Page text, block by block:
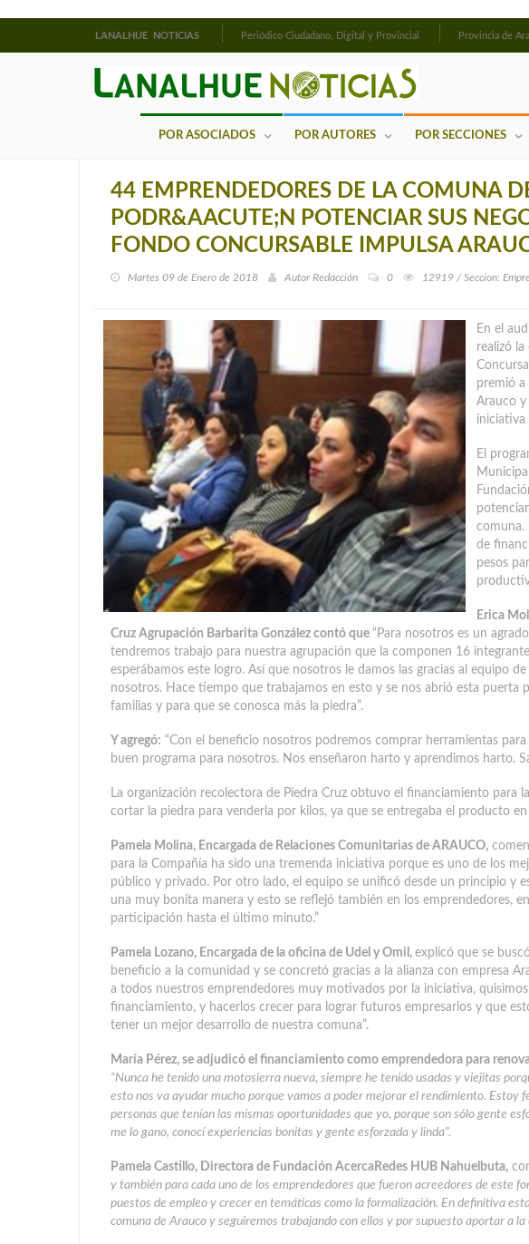
LANALHUE NOTICIAS Periódico Ciudadano, Digital y Provincial Provincia de
POR ASOCIADOS POR AUTORES POR SECCIONES
44 EMPRENDEDORES DE LA COMUNA
PODR&AACUTE;N POTENCIAR SUS
FONDO CONCURSABLE IMPULSA
Martes 09 de Enero de 2018 Autor Redacción 0 12919 / Seccion:
En el
realizó
premió a
Arauco y
iniciativa
El
comuna.
de
pesos
Erica
Cruz Agrupación Barbarita González contó que “Para nosotros es un
tendremos trabajo para nuestra agrupación que la componen 16
esperábamos este logro. Así que nosotros le damos las gracias al equipo
nosotros. Hace tiempo que trabajamos en esto y se nos abrió esta puerta
familias y para que se conosca más la piedra”.
Y agregó: “Con el beneficio nosotros podremos comprar herramientas
buen programa para nosotros. Nos enseñaron harto y aprendimos harto.
La organización recolectora de Piedra Cruz obtuvo el financiamiento para
cortar la piedra para venderla por kilos, ya que se entregaba el producto
Pamela Molina, Encargada de Relaciones Comunitarias de ARAUCO,
para la Compañía ha sido una tremenda iniciativa porque es uno de los
público y privado. Por otro lado, el equipo se unificó desde un principio y
una muy bonita manera y esto se reflejó también en los emprendedores,
participación hasta el último minuto.”
Pamela Lozano, Encargada de la oficina de Udel y Omil, explicó que se
beneficio a la comunidad y se concretó gracias a la alianza con empresa
a todos nuestros emprendedores muy motivados por la iniciativa,
financiamiento, y hacerlos crecer para lograr futuros empresarios y que
tener un mejor desarrollo de nuestra comuna”.
María Pérez, se adjudicó el financiamiento como emprendedora para
“Nunca he tenido una motosierra nueva, siempre he tenido usadas y viejitas
esto nos va ayudar mucho porque vamos a poder mejorar el rendimiento. Estoy
personas que tenían las mismas oportunidades que yo, porque son sólo gente
me lo gano, conocí experiencias bonitas y gente esforzada y linda”.
Pamela Castillo, Directora de Fundación AcercaRedes HUB Nahuelbuta,
y también para cada uno de los emprendedores que fueron acreedores de este
puestos de empleo y crecer en temáticas como la formalización. En definitiva
comuna de Arauco y seguiremos trabajando con ellos y por supuesto aportar a la